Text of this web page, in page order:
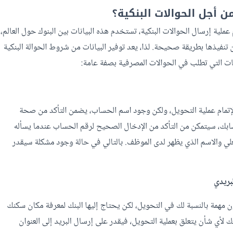
أجل الحوالات البنكية؟
إرسال الحوالات البنكية، تستخدم هذه البيانات بين البنوك حول العالم،
بطريقة صحيحة. لذا، يعد توفير البيانات من شروط الحوالة البنكية
التي تطلب في الحوالات المصرفية بصفة عامة:
عملية التحويل، ولكن وجود اسم الحساب، يضمن التأكد من صحة
سيتمكن من التأكد من الإدخال الصحيح لرقم الحساب عندما يسأله
والاسم الذي يظهر لدى الموظف. بالتالي في حالة وجود مشكلة سيقدر
بالنسبة لك في التحويل، لكن يحتاج إليها البنك لمعرفة مكان سكنك
شأن يتعلق بعملية التحويل، فيقدر على إرسال البريد إلى العنوان